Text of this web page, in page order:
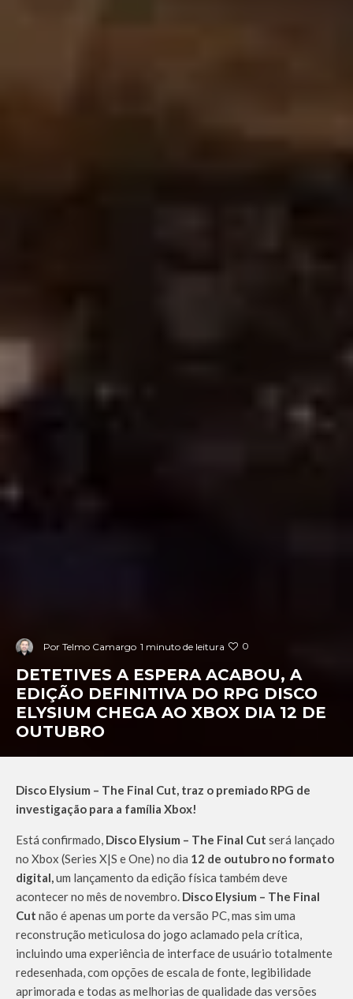
Por Telmo Camargo 1 minuto de leitura 0
DETETIVES A ESPERA ACABOU, A
EDIÇÃO DEFINITIVA DO RPG DISCO
ELYSIUM CHEGA AO XBOX DIA 12 DE
OUTUBRO
Disco Elysium – The Final Cut, traz o premiado RPG de
investigação para a família Xbox!
Está confirmado, Disco Elysium – The Final Cut será lançado
no Xbox (Series X|S e One) no dia 12 de outubro no formato
digital, um lançamento da edição física também deve
acontecer no mês de novembro. Disco Elysium – The Final
Cut não é apenas um porte da versão PC, mas sim uma
reconstrução meticulosa do jogo aclamado pela crítica,
incluindo uma experiência de interface de usuário totalmente
redesenhada, com opções de escala de fonte, legibilidade
aprimorada e todas as melhorias de qualidade das versões